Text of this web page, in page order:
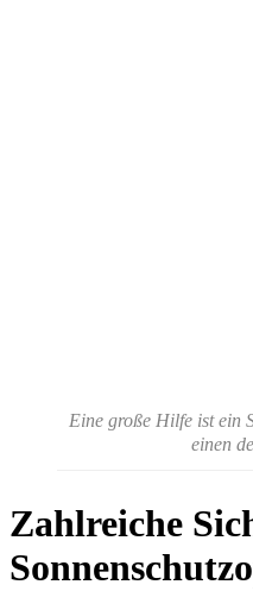
Eine große Hilfe ist ein
einen
Zahlreiche